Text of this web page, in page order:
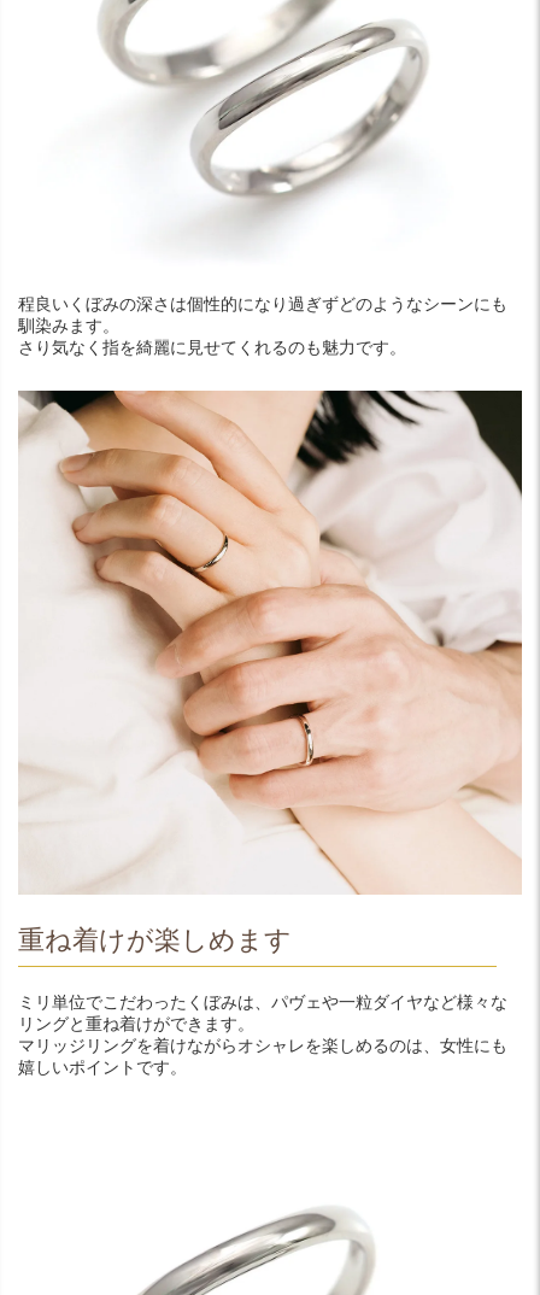
程良いくぼみの深さは個性的になり過ぎずどのようなシーンにも
馴染みます。
さり気なく指を綺麗に見せてくれるのも魅力です。
重ね着けが楽しめます
ミリ単位でこだわったくぼみは、パヴェや一粒ダイヤなど様々な
リングと重ね着けができます。
マリッジリングを着けながらオシャレを楽しめるのは、女性にも
嬉しいポイントです。